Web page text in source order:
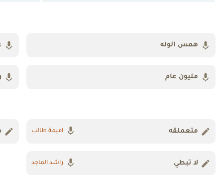
همس الوله
مليون عام
متعملقه اميمة طالب
لا تبطي راشد الماجد